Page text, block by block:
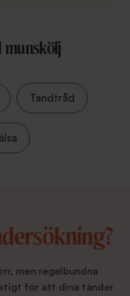
Tandtråd
men regelbundna
för att dina tänder